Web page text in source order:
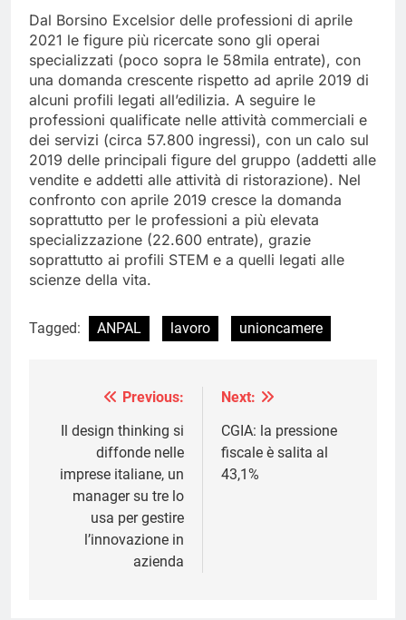
Dal Borsino Excelsior delle professioni di aprile
2021 le figure più ricercate sono gli operai
specializzati (poco sopra le 58mila entrate), con
una domanda crescente rispetto ad aprile 2019 di
alcuni profili legati all’edilizia. A seguire le
professioni qualificate nelle attività commerciali e
dei servizi (circa 57.800 ingressi), con un calo sul
2019 delle principali figure del gruppo (addetti alle
vendite e addetti alle attività di ristorazione). Nel
confronto con aprile 2019 cresce la domanda
soprattutto per le professioni a più elevata
specializzazione (22.600 entrate), grazie
soprattutto ai profili STEM e a quelli legati alle
scienze della vita.
Tagged: ANPAL lavoro unioncamere
Navigazione
articoli
Previous:
Il design thinking si
diffonde nelle
imprese italiane, un
manager su tre lo
usa per gestire
l’innovazione in
azienda
Next:
CGIA: la pressione
fiscale è salita al
43,1%